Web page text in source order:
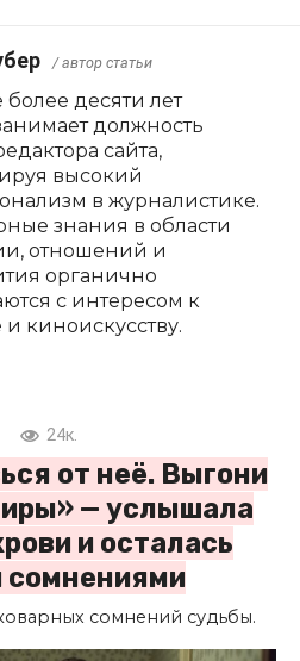
/ автор статьи
десяти лет
должность
сайта,
высокий
в журналистике.
знания в области
отношений и
органично
с интересом к
и киноискусству.
24к.
от неё. Выгони
— услышала
и осталась
сомнениями
сомнений судьбы.